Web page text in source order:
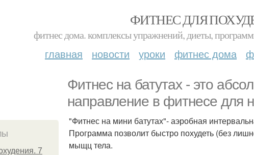
ФИТНЕС ДЛЯ
фитнес дома. комплексы упражнений, диеты,
главная новости уроки фитнес дома
Фитнес на батутах - это
направление в фитнесе для
7
"Фитнес на мини батутах"- аэробная
Программа позволит быстро похудеть (без
мыщц тела.